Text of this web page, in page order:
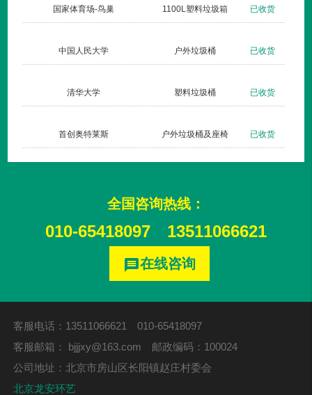
国家体育场-鸟巢 1100L塑料垃圾箱 已收货
中国人民大学 户外垃圾桶 已收货
清华大学 塑料垃圾桶 已收货
首创奥特莱斯 户外垃圾桶及座椅 已收货
全国咨询热线：
010-65418097 13511066621
message在线咨询
客服电话：13511066621 010-65418097
客服邮箱： bjjjxy@163.com 邮政编码：100024
公司地址：北京市房山区长阳镇赵庄村委会
北京龙安环艺